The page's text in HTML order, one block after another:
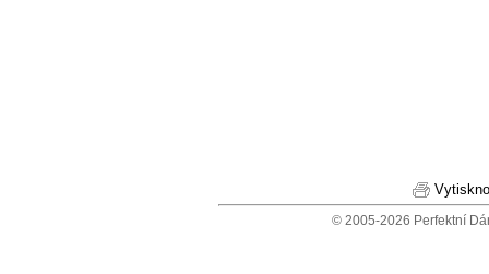
© 2005-2026 Perfektní